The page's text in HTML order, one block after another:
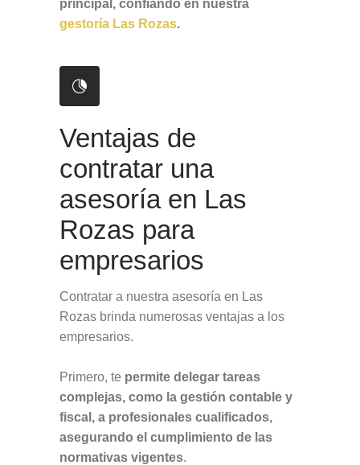
principal, confiando en nuestra
gestoría Las Rozas.
Ventajas de
contratar una
asesoría en Las
Rozas para
empresarios
Contratar a nuestra asesoría en Las
Rozas brinda numerosas ventajas a los
empresarios.
Primero, te permite delegar tareas
complejas, como la gestión contable y
fiscal, a profesionales cualificados,
asegurando el cumplimiento de las
normativas vigentes.